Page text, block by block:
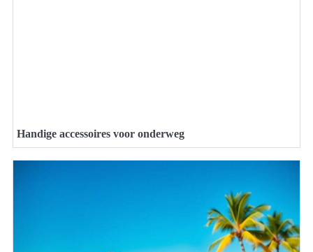
Handige accessoires voor onderweg